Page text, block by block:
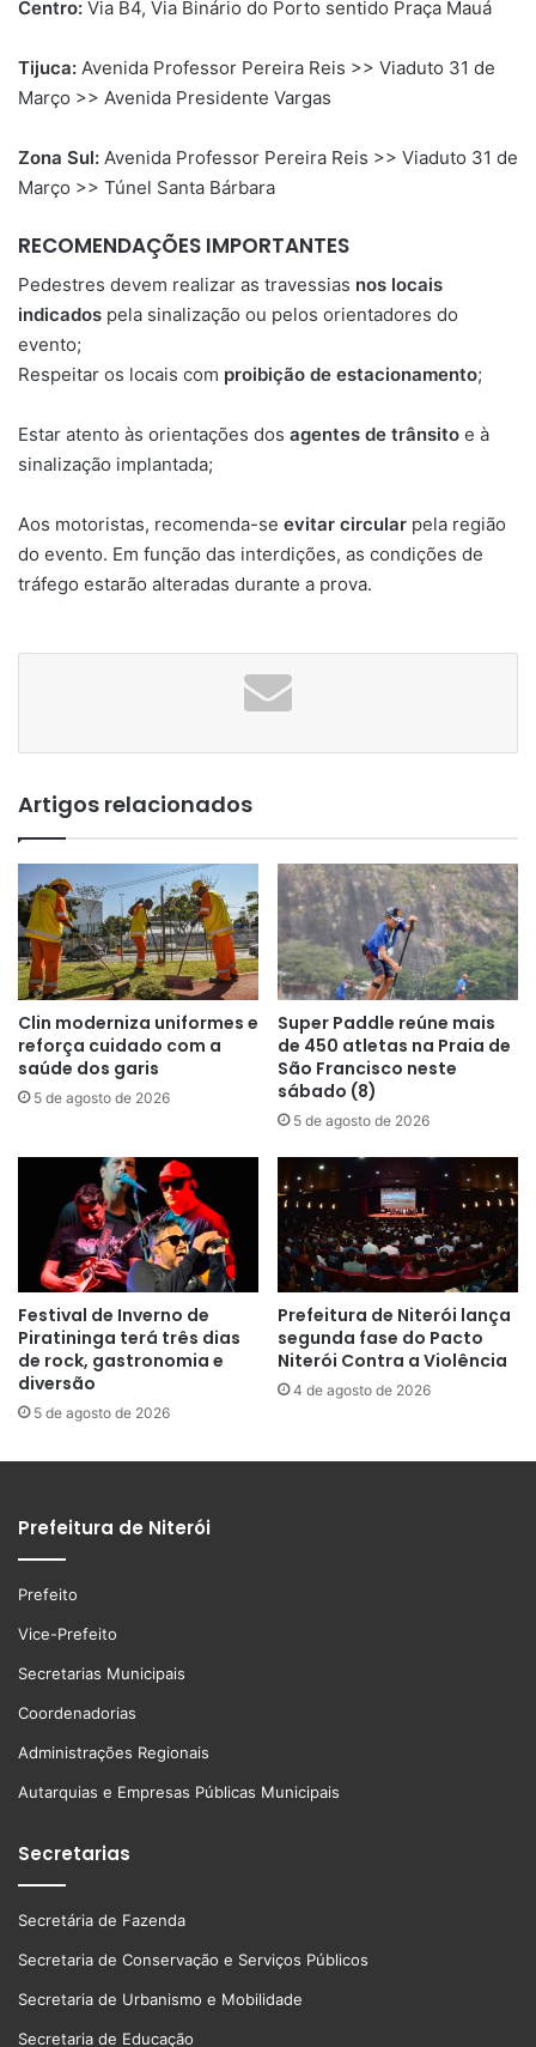
Centro: Via B4, Via Binário do Porto sentido Praça Mauá
Tijuca: Avenida Professor Pereira Reis >> Viaduto 31 de
Março >> Avenida Presidente Vargas
Zona Sul: Avenida Professor Pereira Reis >> Viaduto 31 de
Março >> Túnel Santa Bárbara
RECOMENDAÇÕES IMPORTANTES
Pedestres devem realizar as travessias nos locais
indicados pela sinalização ou pelos orientadores do
evento;
Respeitar os locais com proibição de estacionamento;
Estar atento às orientações dos agentes de trânsito e à
sinalização implantada;
Aos motoristas, recomenda-se evitar circular pela região
do evento. Em função das interdições, as condições de
tráfego estarão alteradas durante a prova.
Artigos relacionados
Clin moderniza uniformes e
reforça cuidado com a
saúde dos garis
5 de agosto de 2026
Super Paddle reúne mais
de 450 atletas na Praia de
São Francisco neste
sábado (8)
5 de agosto de 2026
Festival de Inverno de
Piratininga terá três dias
de rock, gastronomia e
diversão
5 de agosto de 2026
Prefeitura de Niterói lança
segunda fase do Pacto
Niterói Contra a Violência
4 de agosto de 2026
Prefeitura de Niterói
Prefeito
Vice-Prefeito
Secretarias Municipais
Coordenadorias
Administrações Regionais
Autarquias e Empresas Públicas Municipais
Secretarias
Secretária de Fazenda
Secretaria de Conservação e Serviços Públicos
Secretaria de Urbanismo e Mobilidade
Secretaria de Educação